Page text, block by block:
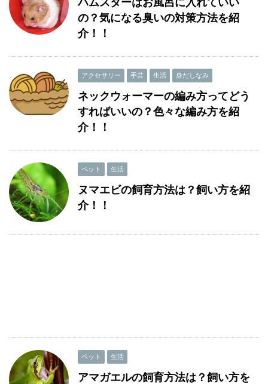
ハムスターはお風呂に入れていい
の？気になる臭いの対策方法を紹
介！！
アクセサリー 手芸 生活 身だしなみ
ネックウォーマーの編み方ってどう
すればいいの？色々な編み方を紹
介！！
ペット 生活
ヌマエビの飼育方法は？飼い方を紹
介！！
ペット 生活
アマガエルの飼育方法は？飼い方を